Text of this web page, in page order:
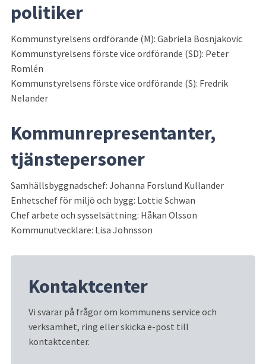
politiker
Kommunstyrelsens ordförande (M): Gabriela Bosnjakovic
Kommunstyrelsens förste vice ordförande (SD): Peter
Romlén
Kommunstyrelsens förste vice ordförande (S): Fredrik
Nelander
Kommunrepresentanter,
tjänstepersoner
Samhällsbyggnadschef: Johanna Forslund Kullander
Enhetschef för miljö och bygg: Lottie Schwan
Chef arbete och sysselsättning: Håkan Olsson
Kommunutvecklare: Lisa Johnsson
Kontaktcenter
Vi svarar på frågor om kommunens service och
verksamhet, ring eller skicka e-post till
kontaktcenter.